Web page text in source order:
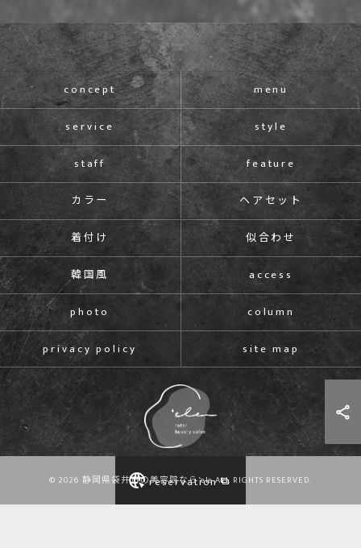
reservation
concept menu
service style
staff feature
カラー ヘアセット
着付け 似合わせ
韓国風 access
photo column
privacy policy site map
© 2026 静岡県袋井市の美容院なら'ele ALL RIGHTS RESERVED.